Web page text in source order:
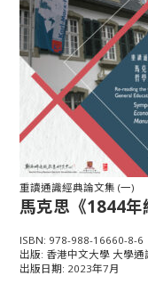
重讀通識經典論文集 (一)
馬克思《1844年
ISBN: 978-988-16660-8-6
出版: 香港中文大學 大學通
出版日期: 2023年7月